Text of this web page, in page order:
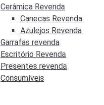
Cerâmica Revenda
Canecas Revenda
Azulejos Revenda
Garrafas revenda
Escritório Revenda
Presentes revenda
Consumíveis